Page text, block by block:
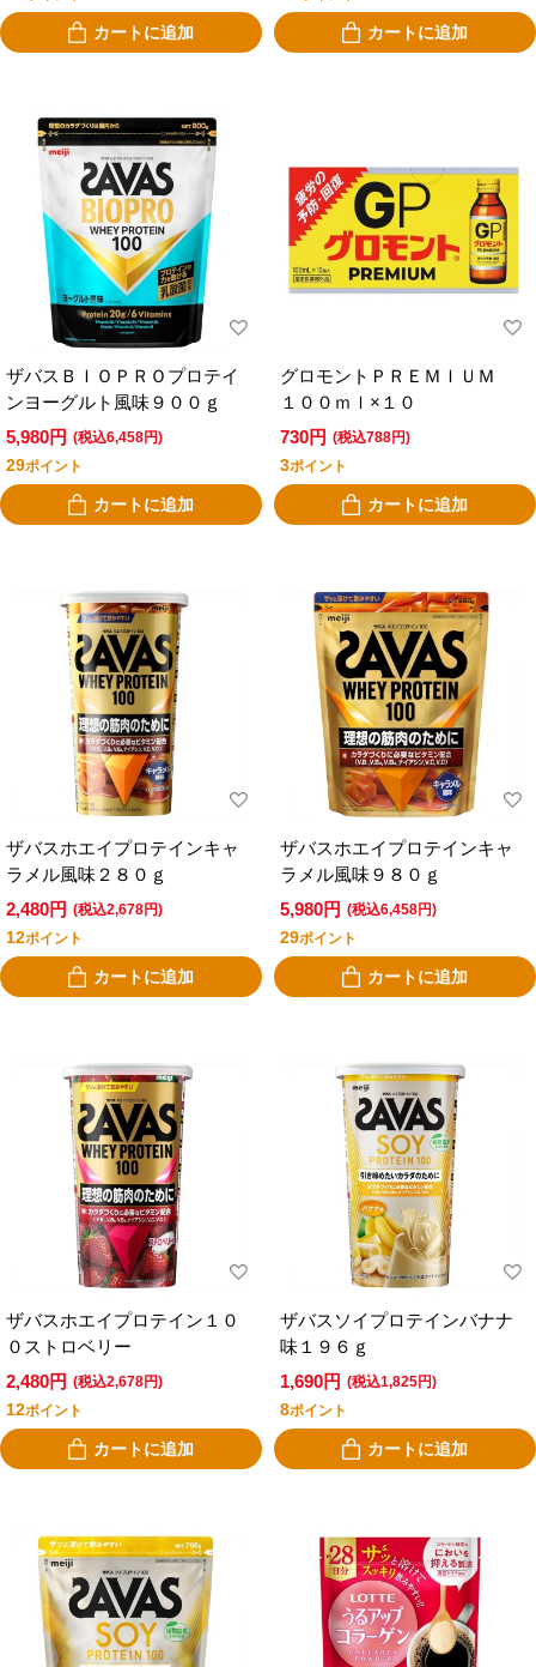
カートに追加 カートに追加
ザバスＢＩＯＰＲＯプロテイ
ンヨーグルト風味９００ｇ
5,980円 (税込6,458円)
29ポイント
カートに追加
グロモントＰＲＥＭＩＵＭ
１００ｍｌ×１０
730円 (税込788円)
3ポイント
カートに追加
ザバスホエイプロテインキャ
ラメル風味２８０ｇ
2,480円 (税込2,678円)
12ポイント
カートに追加
ザバスホエイプロテインキャ
ラメル風味９８０ｇ
5,980円 (税込6,458円)
29ポイント
カートに追加
ザバスホエイプロテイン１０
０ストロベリー
2,480円 (税込2,678円)
12ポイント
カートに追加
ザバスソイプロテインバナナ
味１９６ｇ
1,690円 (税込1,825円)
8ポイント
カートに追加